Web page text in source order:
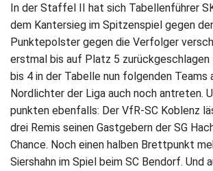
In der Staffel II hat sich Tabellenführer
dem Kantersieg im Spitzenspiel gegen
Punktepolster gegen die Verfolger
erstmal bis auf Platz 5
bis 4 in der Tabelle nun folgenden Teams
Nordlichter der Liga auch noch antreten.
punkten ebenfalls: Der VfR-SC Koblenz
drei Remis seinen Gastgebern der SG
Chance. Noch einen halben Brettpunkt
Siershahn im Spiel beim SC Bendorf. Und